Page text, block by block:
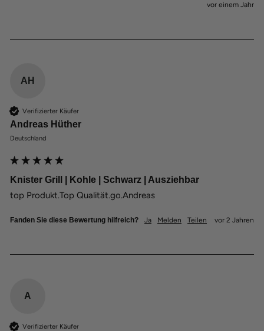
vor einem Jahr
AH
Verifizierter Käufer
Andreas Hüther
Deutschland
Knister Grill | Kohle | Schwarz | Ausziehbar
top Produkt.Top Qualität.go.Andreas
Fanden Sie diese Bewertung hilfreich? Ja Melden Teilen vor 2 Jahren
A
Verifizierter Käufer